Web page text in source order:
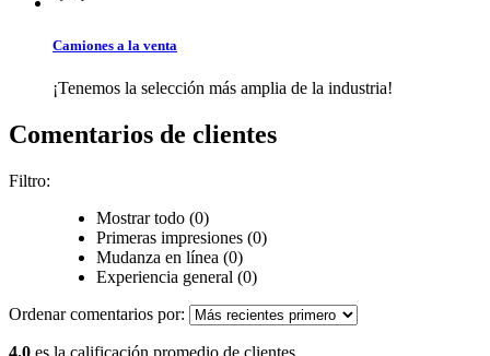
Camiones a la venta
¡Tenemos la selección más amplia de la industria!
Comentarios de clientes
Filtro:
Mostrar todo (0)
Primeras impresiones (0)
Mudanza en línea (0)
Experiencia general (0)
Ordenar comentarios por:
4.0 es la calificación promedio de clientes